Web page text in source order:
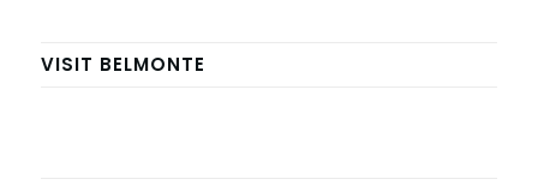
VISIT BELMONTE